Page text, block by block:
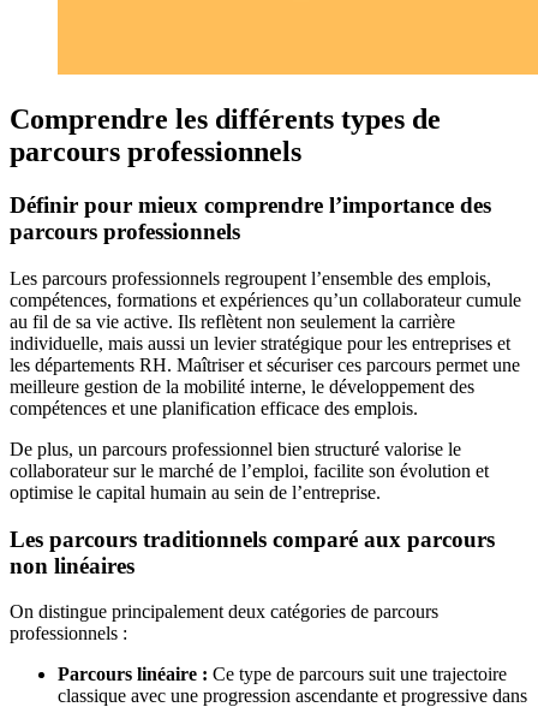
Comprendre les différents types de
parcours professionnels
Définir pour mieux comprendre l’importance des
parcours professionnels
Les parcours professionnels regroupent l’ensemble des emplois,
compétences, formations et expériences qu’un collaborateur cumule
au fil de sa vie active. Ils reflètent non seulement la carrière
individuelle, mais aussi un levier stratégique pour les entreprises et
les départements RH. Maîtriser et sécuriser ces parcours permet une
meilleure gestion de la mobilité interne, le développement des
compétences et une planification efficace des emplois.
De plus, un parcours professionnel bien structuré valorise le
collaborateur sur le marché de l’emploi, facilite son évolution et
optimise le capital humain au sein de l’entreprise.
Les parcours traditionnels comparé aux parcours
non linéaires
On distingue principalement deux catégories de parcours
professionnels :
Parcours linéaire : Ce type de parcours suit une trajectoire
classique avec une progression ascendante et progressive dans